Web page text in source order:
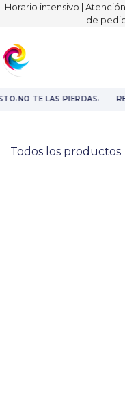
Horario intensivo |
de
·NO TE LAS PIERDAS·
Todos los productos